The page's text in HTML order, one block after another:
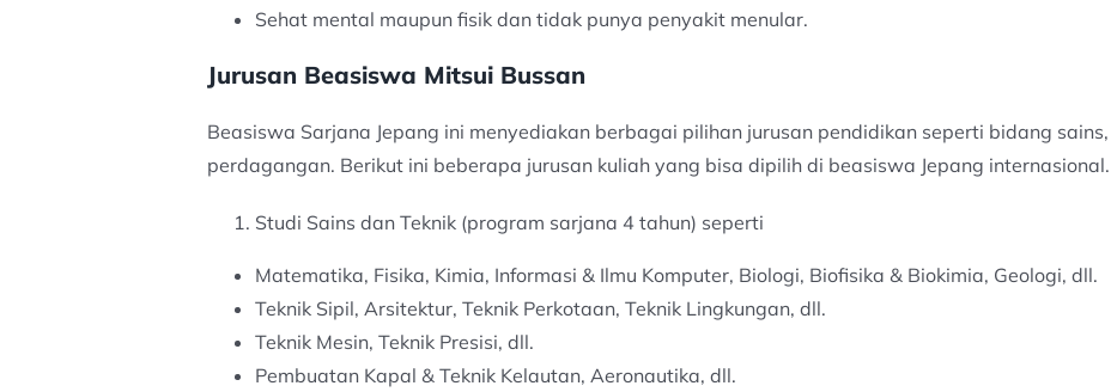
Sehat mental maupun fisik dan tidak punya penyakit menular.
Jurusan Beasiswa Mitsui Bussan
Beasiswa Sarjana Jepang ini menyediakan berbagai pilihan jurusan pendidikan seperti bidang
perdagangan. Berikut ini beberapa jurusan kuliah yang bisa dipilih di beasiswa Jepang internasional.
Studi Sains dan Teknik (program sarjana 4 tahun) seperti
Matematika, Fisika, Kimia, Informasi & Ilmu Komputer, Biologi, Biofisika & Biokimia, Geologi, dll.
Teknik Sipil, Arsitektur, Teknik Perkotaan, Teknik Lingkungan, dll.
Teknik Mesin, Teknik Presisi, dll.
Pembuatan Kapal & Teknik Kelautan, Aeronautika, dll.